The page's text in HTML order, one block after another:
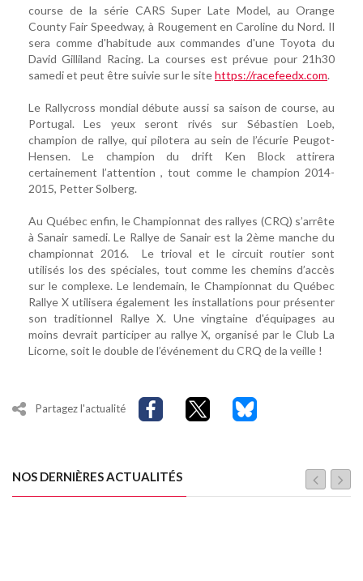
course de la série CARS Super Late Model, au Orange
County Fair Speedway, à Rougement en Caroline du Nord. Il
sera comme d'habitude aux commandes d'une Toyota du
David Gilliland Racing. La courses est prévue pour 21h30
samedi et peut être suivie sur le sitehttps://racefeedx.com.
Le Rallycross mondial débute aussi sa saison de course, au
Portugal. Les yeux seront rivés sur Sébastien Loeb,
champion de rallye, qui pilotera au sein de l’écurie Peugot-
Hensen. Le champion du drift Ken Block attirera
certainement l’attention , tout comme le champion 2014-
2015, Petter Solberg.
Au Québec enfin, le Championnat des rallyes (CRQ) s’arrête
à Sanair samedi. Le Rallye de Sanair est la 2ème manche du
championnat 2016. Le trioval et le circuit routier sont
utilisés los des spéciales, tout comme les chemins d’accès
sur le complexe. Le lendemain, le Championnat du Québec
Rallye X utilisera également les installations pour présenter
son traditionnel Rallye X. Une vingtaine d'équipages au
moins devrait participer au rallye X, organisé par le Club La
Licorne, soit le double de l’événement du CRQ de la veille !
Partagez l'actualité
NOS DERNIÈRES ACTUALITÉS